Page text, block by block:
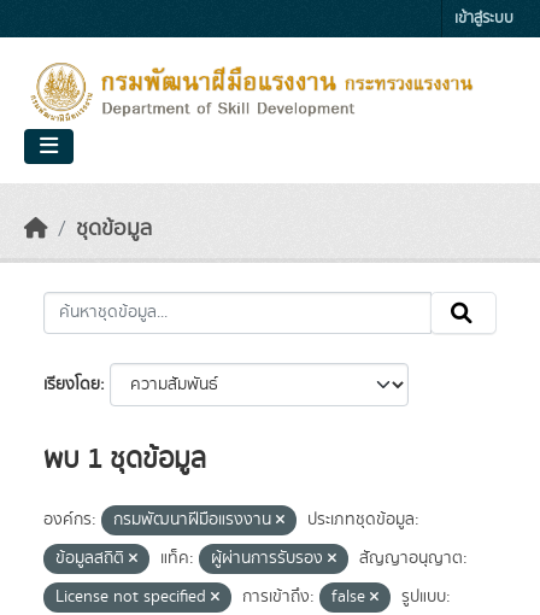
เข้าสู่ระบบ
ชุดข้อมูล
เรียงโดย
พบ 1 ชุดข้อมูล
องค์กร: กรมพัฒนาฝีมือแรงงาน
ประเภทชุดข้อมูล:
ข้อมูลสถิติ
แท็ค: ผู้ผ่านการรับรอง
สัญญาอนุญาต:
License not specified
การเข้าถึง: false
รูปแบบ: